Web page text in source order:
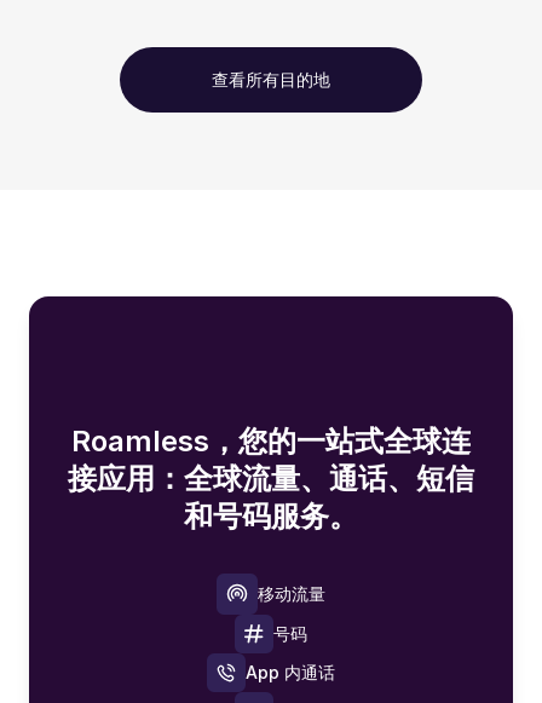
查看所有目的地
Roamless，您的一站式全球连
接应用：全球流量、通话、短信
和号码服务。
移动流量
号码
App 内通话